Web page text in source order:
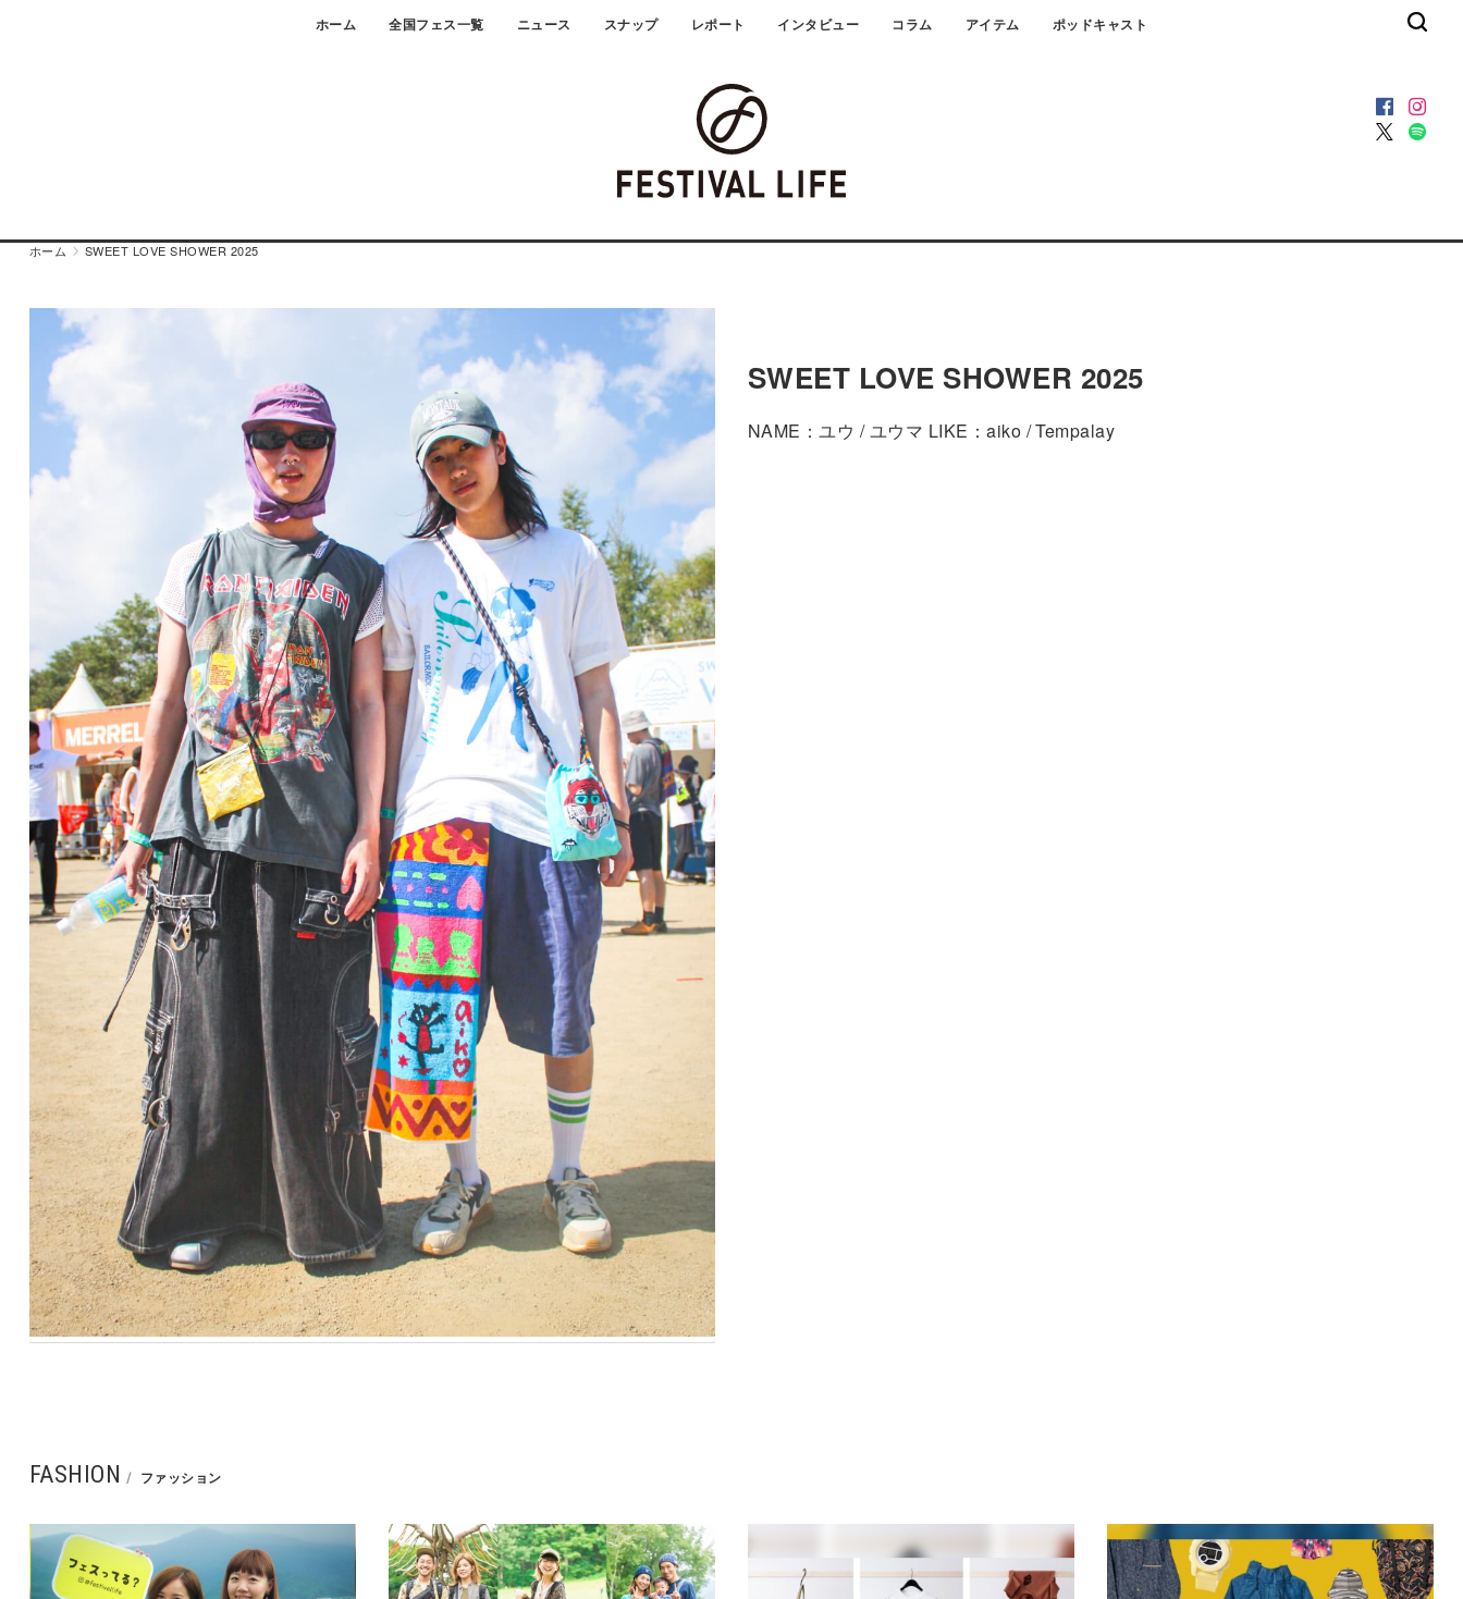
ホーム 全国フェス一覧 ニュース スナップ レポート インタビュー コラム アイテム ポッドキャスト
ホーム SWEET LOVE SHOWER 2025
SWEET LOVE SHOWER 2025
NAME：ユウ / ユウマ LIKE：aiko / Tempalay
FASHION ファッション